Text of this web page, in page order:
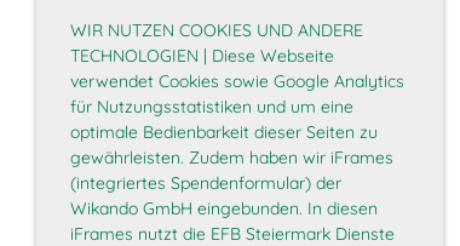
WIR NUTZEN COOKIES UND ANDERE
TECHNOLOGIEN | Diese Webseite
verwendet Cookies sowie Google Analytics
für Nutzungsstatistiken und um eine
optimale Bedienbarkeit dieser Seiten zu
gewährleisten. Zudem haben wir iFrames
(integriertes Spendenformular) der
Wikando GmbH eingebunden. In diesen
iFrames nutzt die EFB Steiermark Dienste